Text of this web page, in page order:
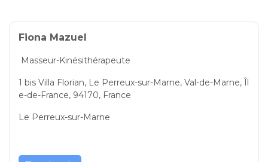
Fiona Mazuel
Masseur-Kinésithérapeute
1 bis Villa Florian, Le Perreux-sur-Marne, Val-de-Marne, Îl
e-de-France, 94170, France
Le Perreux-sur-Marne